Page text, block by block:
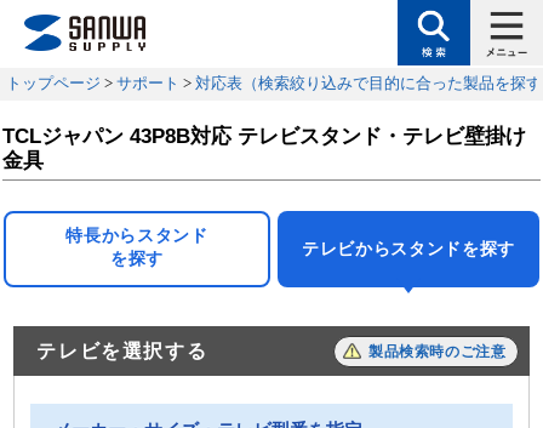
トップページ > サポート > 対応表（検索絞り込みで目的に合った製品を探
TCLジャパン 43P8B対応 テレビスタンド・テレビ壁掛け
金具
特長からスタンド
を探す
テレビからスタンドを探す
テレビを選択する 製品検索時のご注意